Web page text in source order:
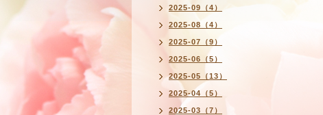
2025-09（4）
2025-08（4）
2025-07（9）
2025-06（5）
2025-05（13）
2025-04（5）
2025-03（7）